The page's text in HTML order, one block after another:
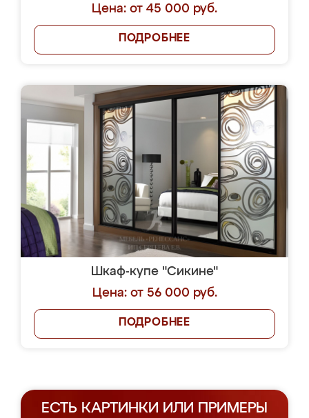
Цена: от 45 000 руб.
ПОДРОБНЕЕ
Шкаф-купе "Сикине"
Цена: от 56 000 руб.
ПОДРОБНЕЕ
ЕСТЬ КАРТИНКИ ИЛИ ПРИМЕРЫ